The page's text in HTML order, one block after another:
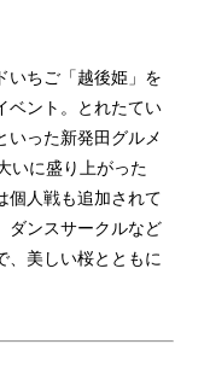
いちご「越後姫」を
ベント。とれたてい
いった新発田グルメ
いに盛り上がった
個人戦も追加されて
ダンスサークルなど
、美しい桜とともに